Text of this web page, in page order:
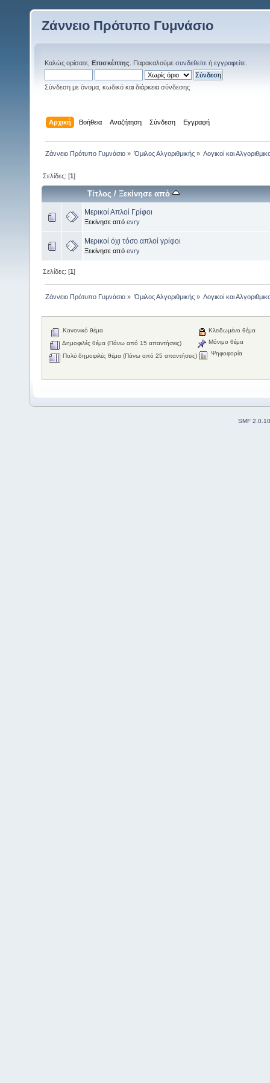
Ζάννειο Πρότυπο Γυμνάσιο
Καλώς ορίσατε, Επισκέπτης . Παρακαλούμε συνδεθείτε ή εγγραφείτε
Σύνδεση με όνομα, κωδικό και διάρκεια σύνδεσης
Αρχική Βοήθεια Αναζήτηση Σύνδεση Εγγραφή
Ζάννειο Πρότυπο Γυμνάσιο » Όμιλος Αλγοριθμικής» Λογικοί και
Σελίδες: [1]
Τίτλος /Ξεκίνησε από
Μερικοί Απλοί Γρίφοι
Ξεκίνησε από evry
Μερικοί όχι τόσο απλοί γρίφοι
Ξεκίνησε από evry
Σελίδες: [1]
Ζάννειο Πρότυπο Γυμνάσιο » Όμιλος Αλγοριθμικής» Λογικοί και
Κανονικό θέμα
Δημοφιλές θέμα (Πάνω από 15 απαντήσεις)
Πολύ δημοφιλές θέμα (Πάνω από 25 απαντήσεις)
Κλειδωμένο θέμα
Μόνιμο θέμα
Ψηφοφορία
SMF 2.0.10